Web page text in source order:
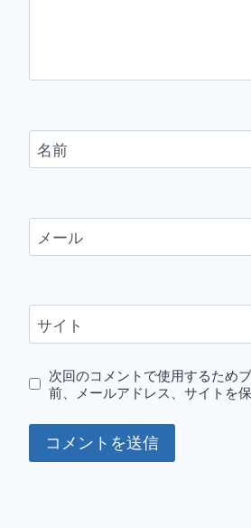
名前
メール
サイト
次回のコメントで使用するため
前、メールアドレス、サイトを保